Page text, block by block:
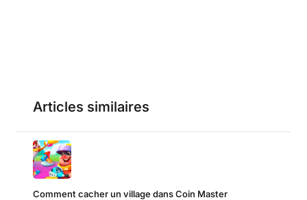
Articles similaires
Comment cacher un village dans Coin Master